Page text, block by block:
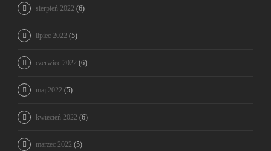
sierpień 2022 (6)
lipiec 2022 (5)
czerwiec 2022 (6)
maj 2022 (5)
kwiecień 2022 (6)
marzec 2022 (5)